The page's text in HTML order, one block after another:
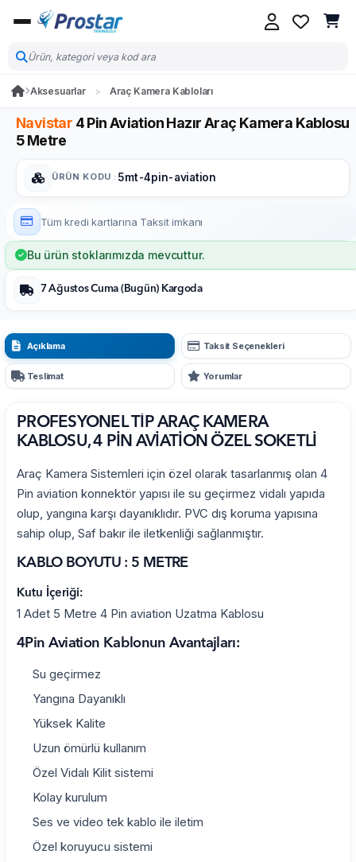
Aksesuarlar Araç Kamera Kabloları
Navistar 4 Pin Aviation Hazır Araç Kamera Kablosu
5 Metre
ÜRÜN KODU : 5mt-4pin-aviation
Tüm kredi kartlarına Taksit imkanı
Bu ürün stoklarımızda mevcuttur.
7 Ağustos Cuma (Bugün) Kargoda
Açıklama Taksit Seçenekleri
Teslimat Yorumlar
PROFESYONEL TİP ARAÇ KAMERA
KABLOSU, 4 PİN AVİATİON ÖZEL SOKETLİ
Araç Kamera Sistemleri için özel olarak tasarlanmış olan 4
Pin aviation konnektör yapısı ile su geçirmez vidalı yapıda
olup, yangına karşı dayanıklıdır. PVC dış koruma yapısına
sahip olup, Saf bakır ile iletkenliği sağlanmıştır.
KABLO BOYUTU : 5 METRE
Kutu İçeriği:
1 Adet 5 Metre 4 Pin aviation Uzatma Kablosu
4Pin Aviation Kablonun Avantajları:
Su geçirmez
Yangına Dayanıklı
Yüksek Kalite
Uzun ömürlü kullanım
Özel Vidalı Kilit sistemi
Kolay kurulum
Ses ve video tek kablo ile iletim
Özel koruyucu sistemi